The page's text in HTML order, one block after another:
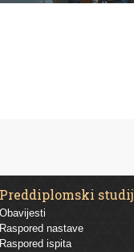
Preddiplomski studij
Obavijesti
Raspored nastave
Raspored ispita